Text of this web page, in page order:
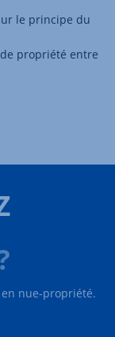
le principe du
propriété entre
nue-propriété.